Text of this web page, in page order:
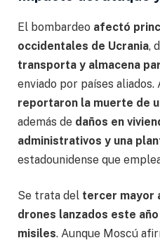
El bombardeo afectó
occidentales de Ucrania,
transporta y almacena
enviado por países
reportaron la muerte de
además de daños en
administrativos y una
estadounidense que
Se trata del tercer mayor
drones lanzados este año
misiles. Aunque Moscú